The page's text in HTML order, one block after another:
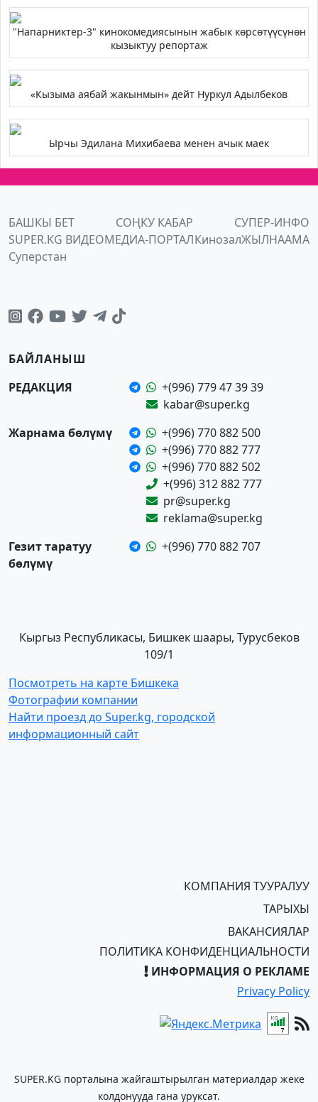
"Напарниктер-3" кинокомедиясынын жабык көрсөтүүсүнөн
кызыктуу репортаж
«Кызыма аябай жакынмын» дейт Нуркул Адылбеков
Ырчы Эдилана Михибаева менен ачык маек
БАШКЫ БЕТ СОҢКУ КАБАР
СУПЕР-ИНФО
SUPER.KG ВИДЕОМЕДИА-ПОРТАЛКинозалЖЫЛНААМА
Суперстан
БАЙЛАНЫШ
РЕДАКЦИЯ
+(996) 779 47 39 39
kabar@super.kg
Жарнама бөлүмү
+(996) 770 882 500
+(996) 770 882 777
+(996) 770 882 502
+(996) 312 882 777
pr@super.kg
reklama@super.kg
Гезит таратуу
бөлүмү
+(996) 770 882 707
Кыргыз Республикасы, Бишкек шаары, Турусбеков
109/1
Посмотреть на карте Бишкека
Фотографии компании
Найти проезд до Super.kg, городской
информационный сайт
КОМПАНИЯ ТУУРАЛУУ
ТАРЫХЫ
ВАКАНСИЯЛАР
ПОЛИТИКА КОНФИДЕНЦИАЛЬНОСТИ
ИНФОРМАЦИЯ О РЕКЛАМЕ
Privacy Policy
SUPER.KG порталына жайгаштырылган материалдар жеке
колдонууда гана уруксат.